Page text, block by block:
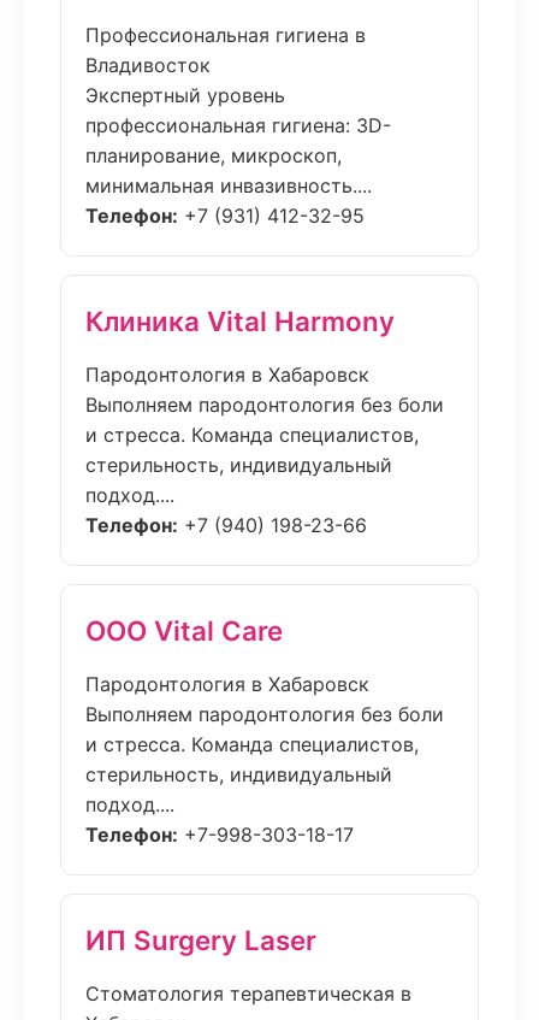
Профессиональная гигиена в
Владивосток
Экспертный уровень
профессиональная гигиена: 3D-
планирование, микроскоп,
минимальная инвазивность....
Телефон: +7 (931) 412-32-95
Клиника Vital Harmony
Пародонтология в Хабаровск
Выполняем пародонтология без боли
и стресса. Команда специалистов,
стерильность, индивидуальный
подход....
Телефон: +7 (940) 198-23-66
ООО Vital Care
Пародонтология в Хабаровск
Выполняем пародонтология без боли
и стресса. Команда специалистов,
стерильность, индивидуальный
подход....
Телефон: +7-998-303-18-17
ИП Surgery Laser
Стоматология терапевтическая в